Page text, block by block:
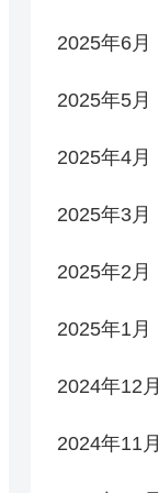
2025年6月
2025年5月
2025年4月
2025年3月
2025年2月
2025年1月
2024年12月
2024年11月